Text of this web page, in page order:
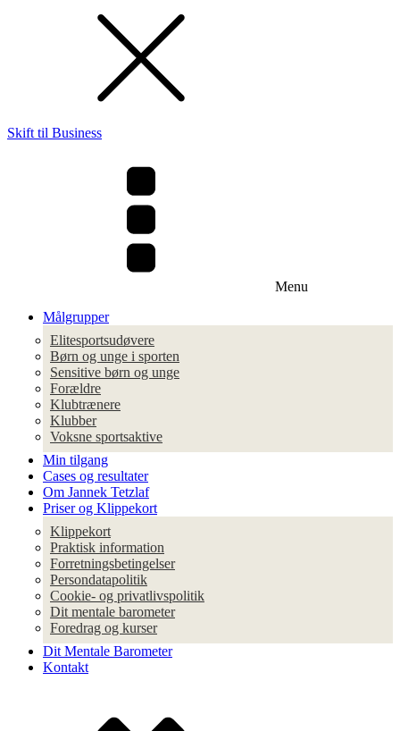
Skift til Business
Menu
Målgrupper
Elitesportsudøvere
Børn og unge i sporten
Sensitive børn og unge
Forældre
Klubtrænere
Klubber
Voksne sportsaktive
Min tilgang
Cases og resultater
Om Jannek Tetzlaf
Priser og Klippekort
Klippekort
Praktisk information
Forretningsbetingelser
Persondatapolitik
Cookie- og privatlivspolitik
Dit mentale barometer
Foredrag og kurser
Dit Mentale Barometer
Kontakt